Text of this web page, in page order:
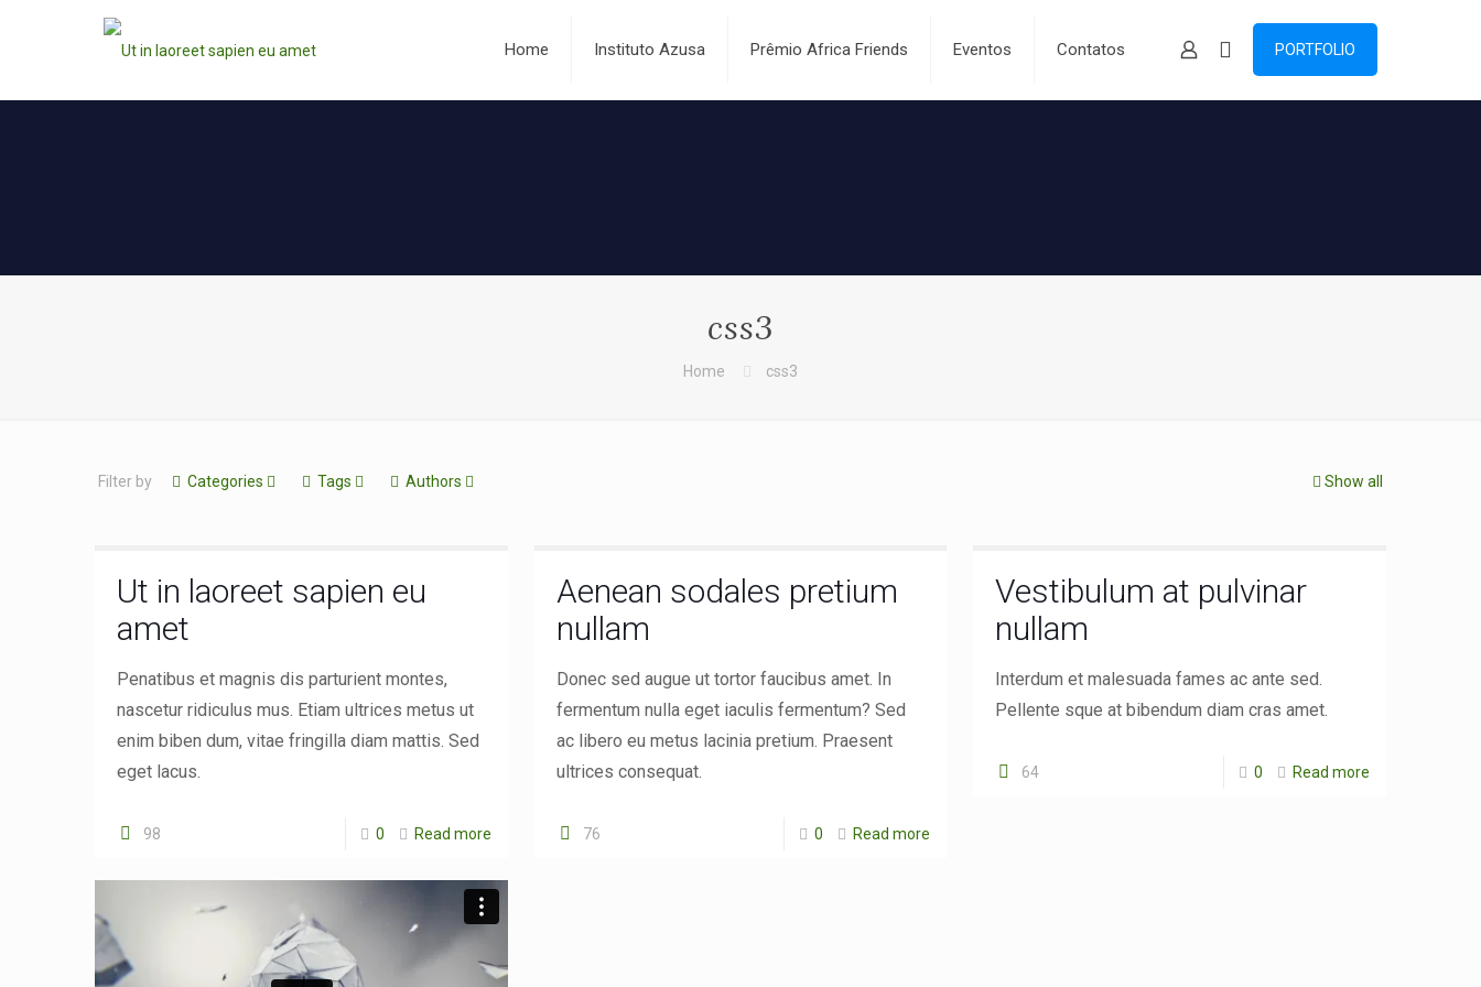
Home Instituto Azusa Prêmio Africa Friends Eventos Contatos PORTFOLIO
css3
Home css3
Filter by Categories Tags Authors Show all
Ut in laoreet sapien eu
amet
Penatibus et magnis dis parturient montes,
nascetur ridiculus mus. Etiam ultrices metus ut
enim biben dum, vitae fringilla diam mattis. Sed
eget lacus.
98 0 Read more
Aenean sodales pretium
nullam
Donec sed augue ut tortor faucibus amet. In
fermentum nulla eget iaculis fermentum? Sed
ac libero eu metus lacinia pretium. Praesent
ultrices consequat.
76 0 Read more
Vestibulum at pulvinar
nullam
Interdum et malesuada fames ac ante sed.
Pellente sque at bibendum diam cras amet.
64 0 Read more